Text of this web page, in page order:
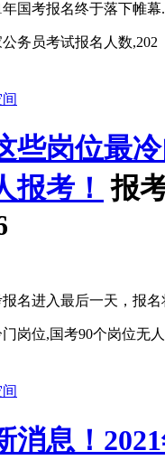
年国考报名终于落下帷幕
公务员考试报名人数,202
些岗位最
报考！ 报
报名进入最后一天，报名
岗位,国考90个岗位无人
消息！